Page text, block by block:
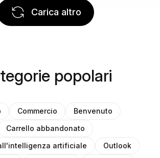
Carica altro
popolari
Commercio
Benvenuto
Carrello abbandonato
artificiale
Outlook